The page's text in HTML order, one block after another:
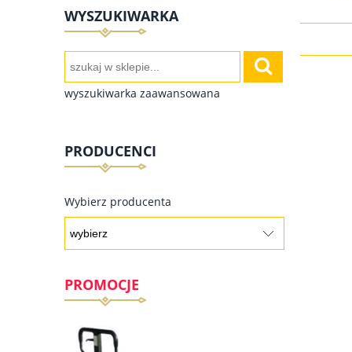
WYSZUKIWARKA
wyszukiwarka zaawansowana
PRODUCENCI
Wybierz producenta
PROMOCJE